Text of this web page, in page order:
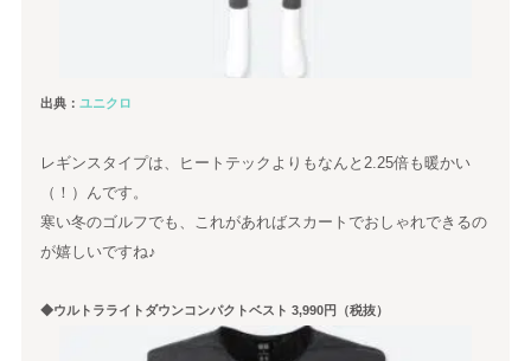
出典：ユニクロ
レギンスタイプは、ヒートテックよりもなんと2.25倍も暖かい
（！）んです。
寒い冬のゴルフでも、これがあればスカートでおしゃれできるの
が嬉しいですね♪
◆ウルトラライトダウンコンパクトベスト 3,990円（税抜）